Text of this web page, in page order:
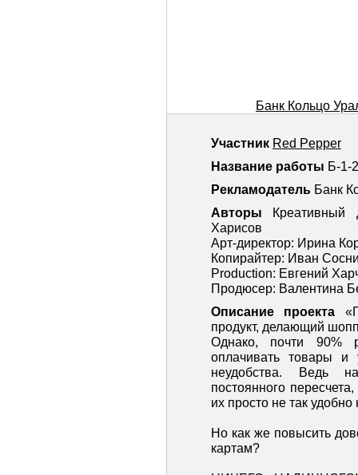
Банк Кольцо
Участник Red Pepper
Название работы Б-1-
Рекламодатель Банк
Авторы
Креативный
Харисов
Арт-директор: Ирина
Копирайтер: Иван
Production: Евгений
Продюсер: Валентина
Описание проекта
продукт, делающий
Однако, почти 90%
оплачивать товары и
неудобства. Ведь
постоянного
их просто не так удобно
Но как же повысить
картам?